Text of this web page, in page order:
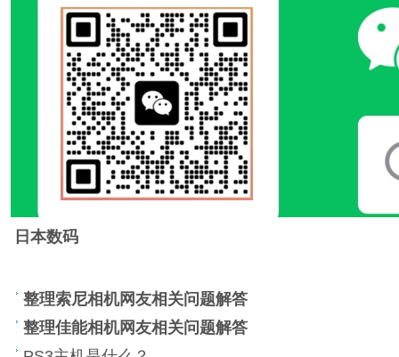
日本数码
整理索尼相机网友相关问题解答
整理佳能相机网友相关问题解答